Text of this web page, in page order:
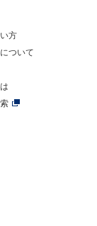
方
ついて